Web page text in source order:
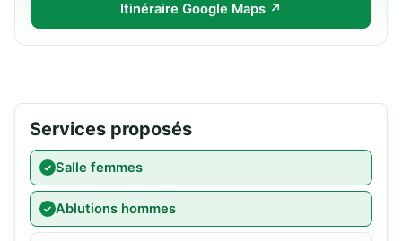
Itinéraire Google Maps ↗
Services proposés
Salle femmes
Ablutions hommes